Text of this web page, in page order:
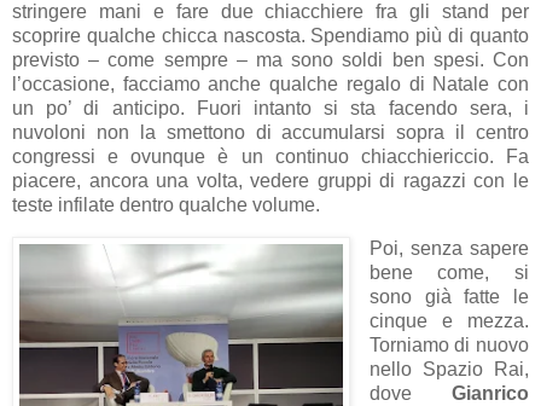
stringere mani e fare due chiacchiere fra gli stand per
scoprire qualche chicca nascosta. Spendiamo più di quanto
previsto – come sempre – ma sono soldi ben spesi. Con
l’occasione, facciamo anche qualche regalo di Natale con
un po’ di anticipo. Fuori intanto si sta facendo sera, i
nuvoloni non la smettono di accumularsi sopra il centro
congressi e ovunque è un continuo chiacchiericcio. Fa
piacere, ancora una volta, vedere gruppi di ragazzi con le
teste infilate dentro qualche volume.
Poi, senza sapere
bene come, si
sono già fatte le
cinque e mezza.
Torniamo di nuovo
nello Spazio Rai,
dove Gianrico